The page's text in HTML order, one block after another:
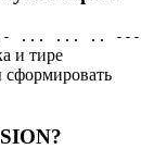
... ... .. ---
и тире
сформировать